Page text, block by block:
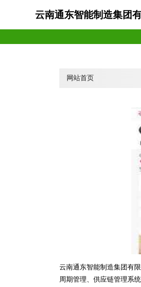
云南通东智能制造集团
网站首页
云南通东智能制造集团有
周期管理、供应链管理系